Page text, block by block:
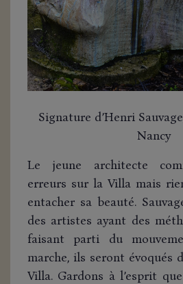
Signature d’Henri
Nancy
Le jeune architecte
erreurs sur la Villa mais
entacher sa beauté.
des artistes ayant des
faisant parti du
marche, ils seront évoqués
Villa. Gardons à l’esprit